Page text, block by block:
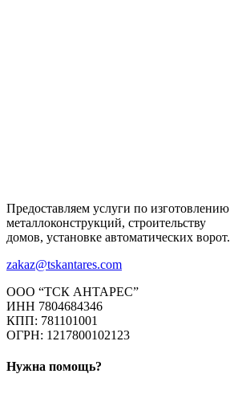
Предоставляем услуги по изготовлению
металлоконструкций, строительству
домов, установке автоматических ворот.
zakaz@tskantares.com
ООО “ТСК АНТАРЕС”
ИНН 7804684346
КПП: 781101001
ОГРН: 1217800102123
Нужна помощь?